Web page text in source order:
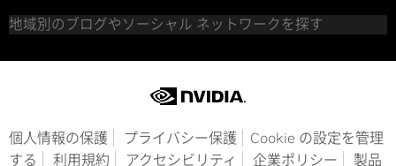
地域別のブログやソーシャル ネットワークを探す
個人情報の保護 プライバシー保護
Cookie の設定を管理
する
利用規約 アクセシビリティ 企業ポリシー 製品